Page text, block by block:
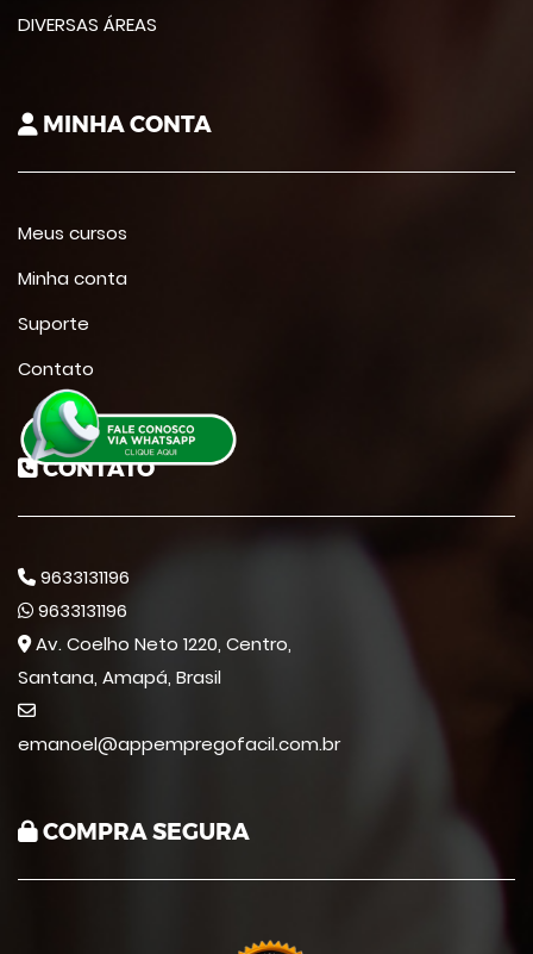
DIVERSAS ÁREAS
MINHA CONTA
Meus cursos
Minha conta
Suporte
Contato
CONTATO
9633131196
9633131196
Av. Coelho Neto 1220, Centro,
Santana, Amapá, Brasil
emanoel@appempregofacil.com.br
COMPRA SEGURA